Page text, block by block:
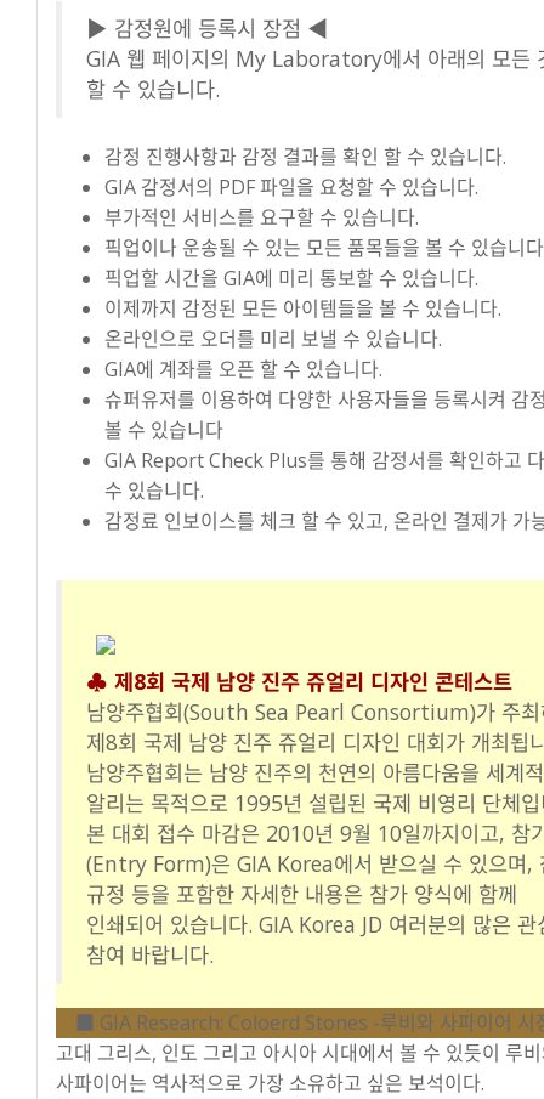
▶ 감정원에 등록시 장점 ◀
GIA 웹 페이지의 My Laboratory에서 아래의 모든
할 수 있습니다.
감정 진행사항과 감정 결과를 확인 할 수 있습니다.
GIA 감정서의 PDF 파일을 요청할 수 있습니다.
부가적인 서비스를 요구할 수 있습니다.
픽업이나 운송될 수 있는 모든 품목들을 볼 수 있습니
픽업할 시간을 GIA에 미리 통보할 수 있습니다.
이제까지 감정된 모든 아이템들을 볼 수 있습니다.
온라인으로 오더를 미리 보낼 수 있습니다.
GIA에 계좌를 오픈 할 수 있습니다.
슈퍼유저를 이용하여 다양한 사용자들을 등록시켜 감
볼 수 있습니다
GIA Report Check Plus를 통해 감정서를 확인하고
수 있습니다.
감정료 인보이스를 체크 할 수 있고, 온라인 결제가 가
♣ 제8회 국제 남양 진주 쥬얼리 디자인 콘테스트
남양주협회(South Sea Pearl Consortium)가 주최
제8회 국제 남양 진주 쥬얼리 디자인 대회가 개최됩
남양주협회는 남양 진주의 천연의 아름다움을 세계
알리는 목적으로 1995년 설립된 국제 비영리 단체
본 대회 접수 마감은 2010년 9월 10일까지이고, 참
(Entry Form)은 GIA Korea에서 받으실 수 있으며,
규정 등을 포함한 자세한 내용은 참가 양식에 함께
인쇄되어 있습니다. GIA Korea JD 여러분의 많은 관
참여 바랍니다.
■ GIA Research: Coloerd Stones -루비와 사파이어 시
고대 그리스, 인도 그리고 아시아 시대에서 볼 수 있듯이 루
사파이어는 역사적으로 가장 소유하고 싶은 보석이다.